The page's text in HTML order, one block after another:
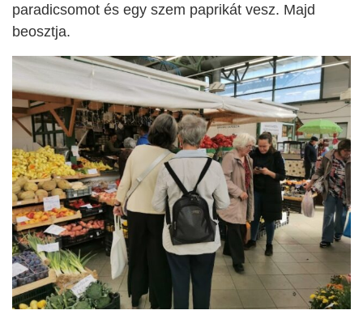
paradicsomot és egy szem paprikát vesz. Majd
beosztja.